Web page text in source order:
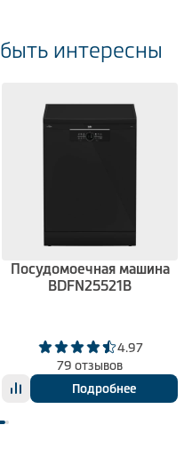
интересны
Посудомоечная машина
BDFN25521B
4.97
79 отзывов
Подробнее